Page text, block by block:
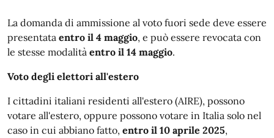
La domanda di ammissione al voto fuori sede deve essere
presentata entro il 4 maggio, e può essere revocata con
le stesse modalità entro il 14 maggio.
Voto degli elettori all'estero
I cittadini italiani residenti all'estero (AIRE), possono
votare all'estero, oppure possono votare in Italia solo nel
caso in cui abbiano fatto, entro il 10 aprile 2025,